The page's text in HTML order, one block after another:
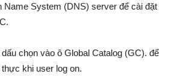
Name System (DNS) server để cài đặt
chọn vào ô Global Catalog (GC). để
khi user log on.